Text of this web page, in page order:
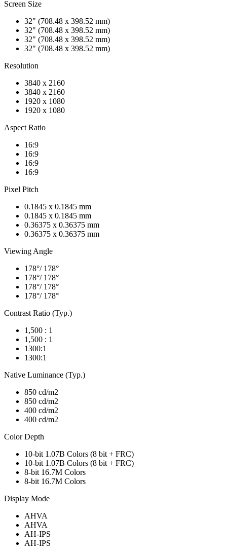
Screen Size
32" (708.48 x 398.52 mm)
32" (708.48 x 398.52 mm)
32" (708.48 x 398.52 mm)
32" (708.48 x 398.52 mm)
Resolution
3840 x 2160
3840 x 2160
1920 x 1080
1920 x 1080
Aspect Ratio
16:9
16:9
16:9
16:9
Pixel Pitch
0.1845 x 0.1845 mm
0.1845 x 0.1845 mm
0.36375 x 0.36375 mm
0.36375 x 0.36375 mm
Viewing Angle
178°/ 178°
178°/ 178°
178°/ 178°
178°/ 178°
Contrast Ratio (Typ.)
1,500 : 1
1,500 : 1
1300:1
1300:1
Native Luminance (Typ.)
850 cd/m2
850 cd/m2
400 cd/m2
400 cd/m2
Color Depth
10-bit 1.07B Colors (8 bit + FRC)
10-bit 1.07B Colors (8 bit + FRC)
8-bit 16.7M Colors
8-bit 16.7M Colors
Display Mode
AHVA
AHVA
AH-IPS
AH-IPS